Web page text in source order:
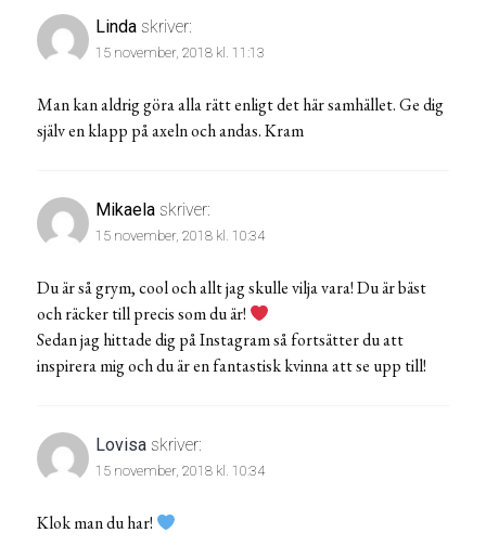
Linda skriver:
15 november, 2018 kl. 11:13
Man kan aldrig göra alla rätt enligt det här samhället. Ge dig
själv en klapp på axeln och andas. Kram
Mikaela skriver:
15 november, 2018 kl. 10:34
Du är så grym, cool och allt jag skulle vilja vara! Du är bäst
och räcker till precis som du är!
Sedan jag hittade dig på Instagram så fortsätter du att
inspirera mig och du är en fantastisk kvinna att se upp till!
Lovisa skriver:
15 november, 2018 kl. 10:34
Klok man du har!